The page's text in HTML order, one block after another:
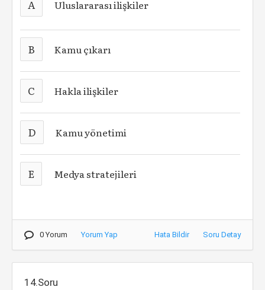
A Uluslararası ilişkiler
B Kamu çıkarı
C Hakla ilişkiler
D Kamu yönetimi
E Medya stratejileri
0 Yorum Yorum Yap Hata Bildir Soru Detay
14.Soru